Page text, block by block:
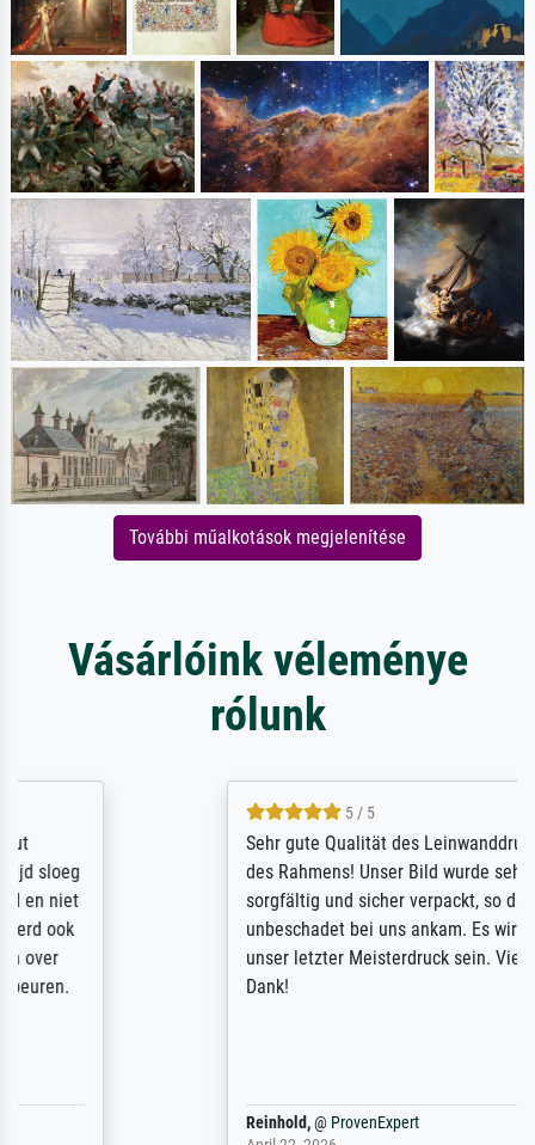
További műalkotások megjelenítése
Vásárlóink véleménye
rólunk
Sehr gute Qualität des Leinwanddrucks und
des Rahmens! Unser Bild wurde sehr
sorgfältig und sicher verpackt, so dass es
unbeschadet bei uns ankam. Es wird nicht
unser letzter Meisterdruck sein. Vielen
ProvenExpert